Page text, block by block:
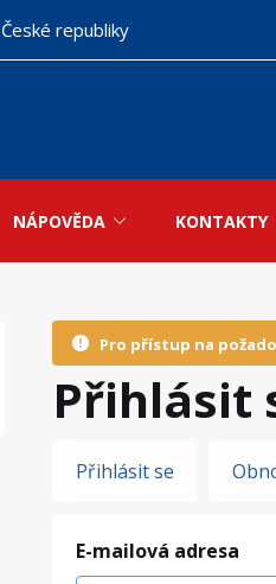
republiky
NÁPOVĚDA KONTAKTY
Pro přístup na
Přihlásit
Hlavní
Přihlásit se
E-mailová adresa